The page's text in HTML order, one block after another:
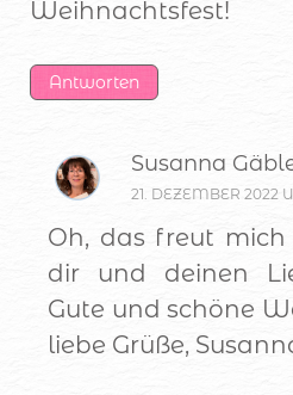
Weihnachtsfest!
Antworten
Susanna
21. DEZEMBER 2022
Oh, das freut mich
dir und deinen
Gute und schöne
liebe Grüße,